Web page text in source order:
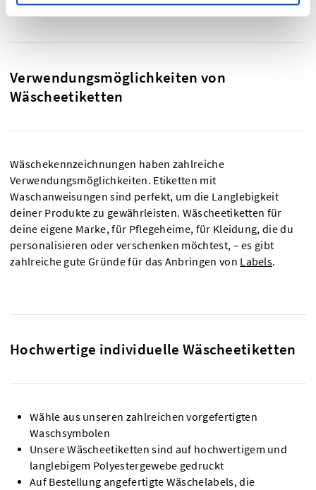
Verwendungsmöglichkeiten von
Wäscheetiketten
Wäschekennzeichnungen haben zahlreiche
Verwendungsmöglichkeiten. Etiketten mit
Waschanweisungen sind perfekt, um die Langlebigkeit
deiner Produkte zu gewährleisten. Wäscheetiketten für
deine eigene Marke, für Pflegeheime, für Kleidung, die du
personalisieren oder verschenken möchtest, – es gibt
zahlreiche gute Gründe für das Anbringen von Labels.
Hochwertige individuelle Wäscheetiketten
Wähle aus unseren zahlreichen vorgefertigten
Waschsymbolen
Unsere Wäscheetiketten sind auf hochwertigem und
langlebigem Polyestergewebe gedruckt
Auf Bestellung angefertigte Wäschelabels, die